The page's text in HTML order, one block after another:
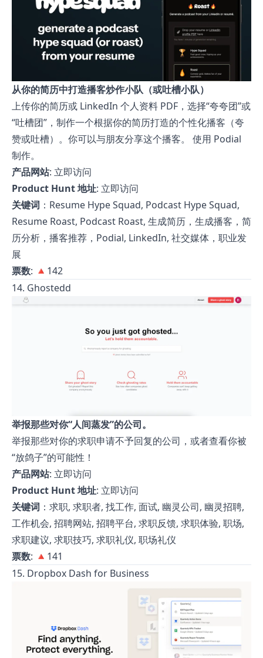
从你的简历中打造播客炒作小队（或吐槽小队）
上传你的简历或 LinkedIn 个人资料 PDF，选择“夸夸团”或
“吐槽团”，制作一个根据你的简历打造的个性化播客（夸
赞或吐槽）。你可以与朋友分享这个播客。 使用 Podial
制作。
产品网站: 立即访问
Product Hunt 地址: 立即访问
关键词 ：Resume Hype Squad, Podcast Hype Squad,
Resume Roast, Podcast Roast, 生成简历，生成播客，简
历分析，播客推荐，Podial, LinkedIn, 社交媒体，职业发
展
票数: 🔺142
14. Ghostedd
举报那些对你“人间蒸发”的公司。
举报那些对你的求职申请不予回复的公司，或者查看你被
“放鸽子”的可能性！
产品网站: 立即访问
Product Hunt 地址: 立即访问
关键词 ：求职, 求职者, 找工作, 面试, 幽灵公司, 幽灵招聘,
工作机会, 招聘网站, 招聘平台, 求职反馈, 求职体验, 职场,
求职建议, 求职技巧, 求职礼仪, 职场礼仪
票数: 🔺141
15. Dropbox Dash for Business